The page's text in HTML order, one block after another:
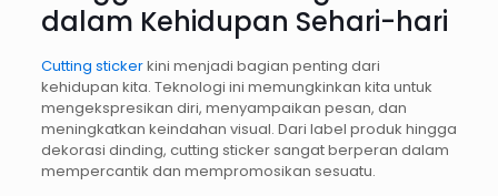
dalam Kehidupan Sehari-hari
Cutting stickerkini menjadi bagian penting dari
kehidupan kita. Teknologi ini memungkinkan kita untuk
mengekspresikan diri, menyampaikan pesan, dan
meningkatkan keindahan visual. Dari label produk hingga
dekorasi dinding, cutting sticker sangat berperan dalam
mempercantik dan mempromosikan sesuatu.